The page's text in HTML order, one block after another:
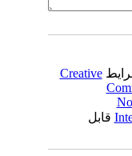
Creative
قابل